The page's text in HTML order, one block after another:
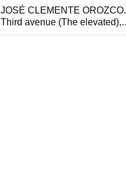
JOSÉ CLEMENTE OROZCO.
Third avenue (The elevated),